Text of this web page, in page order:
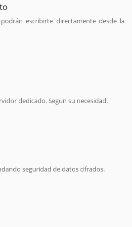
escribirte directamente desde la
dedicado. Segun su necesidad.
seguridad de datos cifrados.